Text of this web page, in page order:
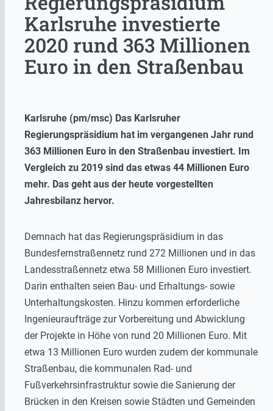
Karlsruhe investierte
2020 rund 363 Millionen
Euro in den Straßenbau
Karlsruhe (pm/msc) Das Karlsruher
Regierungspräsidium hat im vergangenen Jahr rund
363 Millionen Euro in den Straßenbau investiert. Im
Vergleich zu 2019 sind das etwas 44 Millionen Euro
mehr. Das geht aus der heute vorgestellten
Jahresbilanz hervor.
Demnach hat das Regierungspräsidium in das
Bundesfernstraßennetz rund 272 Millionen und in das
Landesstraßennetz etwa 58 Millionen Euro investiert.
Darin enthalten seien Bau- und Erhaltungs- sowie
Unterhaltungskosten. Hinzu kommen erforderliche
Ingenieuraufträge zur Vorbereitung und Abwicklung
der Projekte in Höhe von rund 20 Millionen Euro. Mit
etwa 13 Millionen Euro wurden zudem der kommunale
Straßenbau, die kommunalen Rad- und
Fußverkehrsinfrastruktur sowie die Sanierung der
Brücken in den Kreisen sowie Städten und Gemeinden